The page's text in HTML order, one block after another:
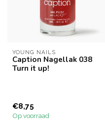
YOUNG NAILS
Caption Nagellak 038
Turn it up!
€8,75
Op voorraad